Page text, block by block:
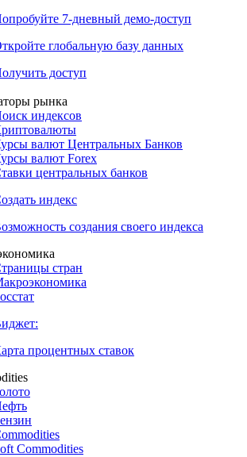
7-дневный демо-доступ
глобальную базу данных
доступ
рынка
индексов
валют Центральных Банков
валют Forex
центральных банков
индекс
создания своего индекса
стран
процентных ставок
Commodities